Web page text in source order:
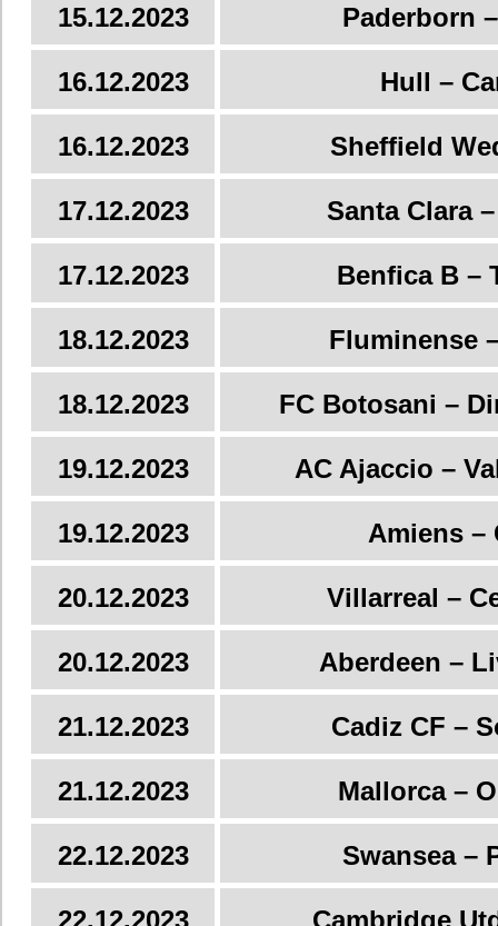
15.12.2023 Paderborn
16.12.2023 Hull –
16.12.2023 Sheffield
17.12.2023 Santa Clara
17.12.2023 Benfica B –
18.12.2023 Fluminense
18.12.2023 FC Botosani –
19.12.2023 AC Ajaccio –
19.12.2023 Amiens –
20.12.2023 Villarreal –
20.12.2023 Aberdeen –
21.12.2023 Cadiz CF –
21.12.2023 Mallorca –
22.12.2023 Swansea –
22.12.2023 Cambridge